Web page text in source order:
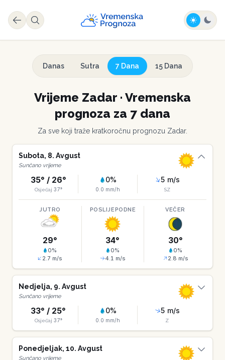
Danas Sutra 7 Dana 15 Dana
Vrijeme Zadar · Vremenska
prognoza za 7 dana
Za sve koji traže kratkoročnu prognozu Zadar.
Subota, 8. Avgust
Sunčano vrijeme
35° / 26°
Osjećaj 37°
0%
0.0 mm/h
5 m/s
SZ
JUTRO
29°
0%
2.7 m/s
POSLIJEPODNE
34°
0%
4.1 m/s
VEČER
30°
0%
2.8 m/s
Nedjelja, 9. Avgust
Sunčano vrijeme
33° / 25°
Osjećaj 37°
0%
0.0 mm/h
5 m/s
Z
Ponedjeljak, 10. Avgust
Sunčano vrijeme